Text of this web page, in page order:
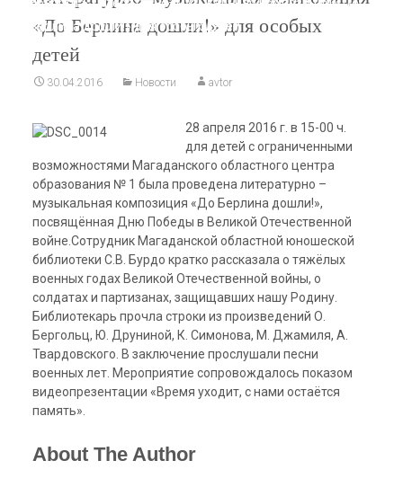
Берлина дошли!» для особых детей
«До Берлина дошли!» для особых
детей
30.04.2016 Новости avtor
28 апреля 2016 г. в 15-00 ч.
для детей с ограниченными
возможностями Магаданского областного центра
образования № 1 была проведена литературно –
музыкальная композиция «До Берлина дошли!»,
посвящённая Дню Победы в Великой Отечественной
войне. Сотрудник Магаданской областной юношеской
библиотеки С.В. Бурдо кратко рассказала о тяжёлых
военных годах Великой Отечественной войны, о
солдатах и партизанах, защищавших нашу Родину.
Библиотекарь прочла строки из произведений О.
Бергольц, Ю. Друниной, К. Симонова, М. Джамиля, А.
Твардовского. В заключение прослушали песни
военных лет. Мероприятие сопровождалось показом
видеопрезентации «Время уходит, с нами остаётся
память».
About The Author